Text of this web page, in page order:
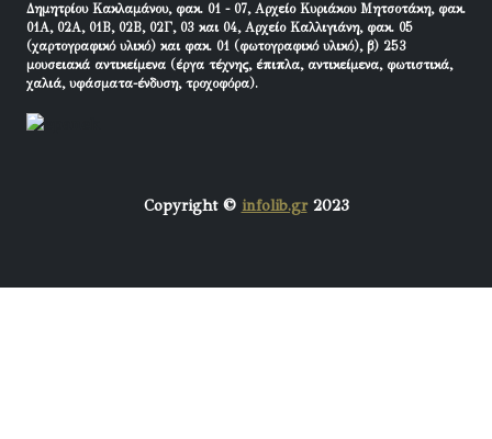
Δημητρίου Κακλαμάνου, φακ. 01 - 07, Αρχείο Κυριάκου Μητσοτάκη, φακ.
01Α, 02Α, 01Β, 02Β, 02Γ, 03 και 04, Αρχείο Καλλιγιάνη, φακ. 05
(χαρτογραφικό υλικό) και φακ. 01 (φωτογραφικό υλικό), β) 253
μουσειακά αντικείμενα (έργα τέχνης, έπιπλα, αντικείμενα, φωτιστικά,
χαλιά, υφάσματα-ένδυση, τροχοφόρα).
Copyright © infolib.gr2023